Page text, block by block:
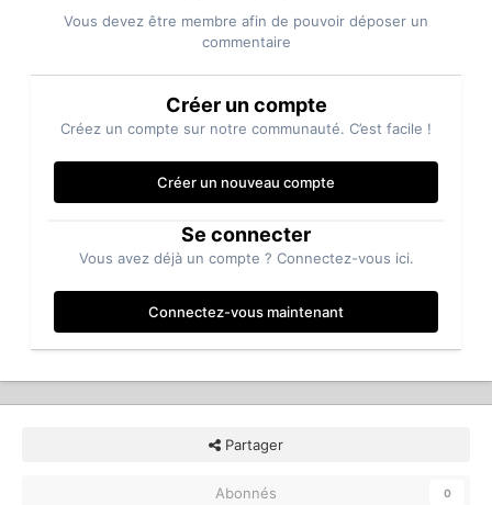
Vous devez être membre afin de pouvoir déposer un
commentaire
Créer un compte
Créez un compte sur notre communauté. C’est facile !
Créer un nouveau compte
Se connecter
Vous avez déjà un compte ? Connectez-vous ici.
Connectez-vous maintenant
Partager
Abonnés 0